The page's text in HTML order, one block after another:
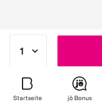
Startseite jö Bonus